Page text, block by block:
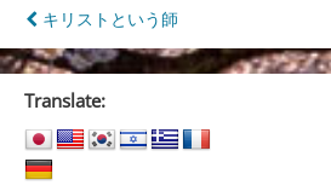
投
稿
ナ
ビ
キリストという師
Translate: